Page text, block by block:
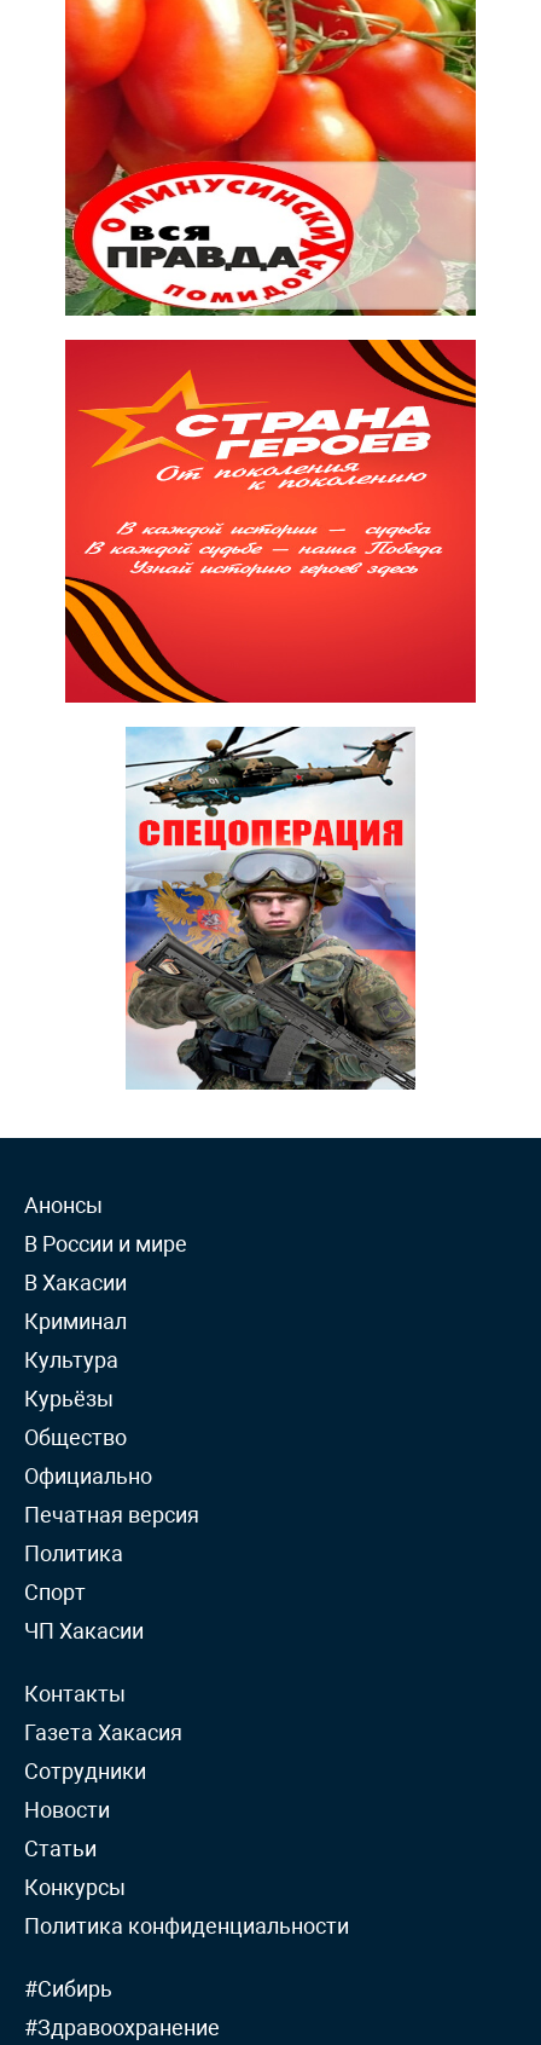
Анонсы
В России и мире
В Хакасии
Криминал
Культура
Курьёзы
Общество
Официально
Печатная версия
Политика
Спорт
ЧП Хакасии
Контакты
Газета Хакасия
Сотрудники
Новости
Статьи
Конкурсы
Политика конфиденциальности
#Сибирь
#Здравоохранение